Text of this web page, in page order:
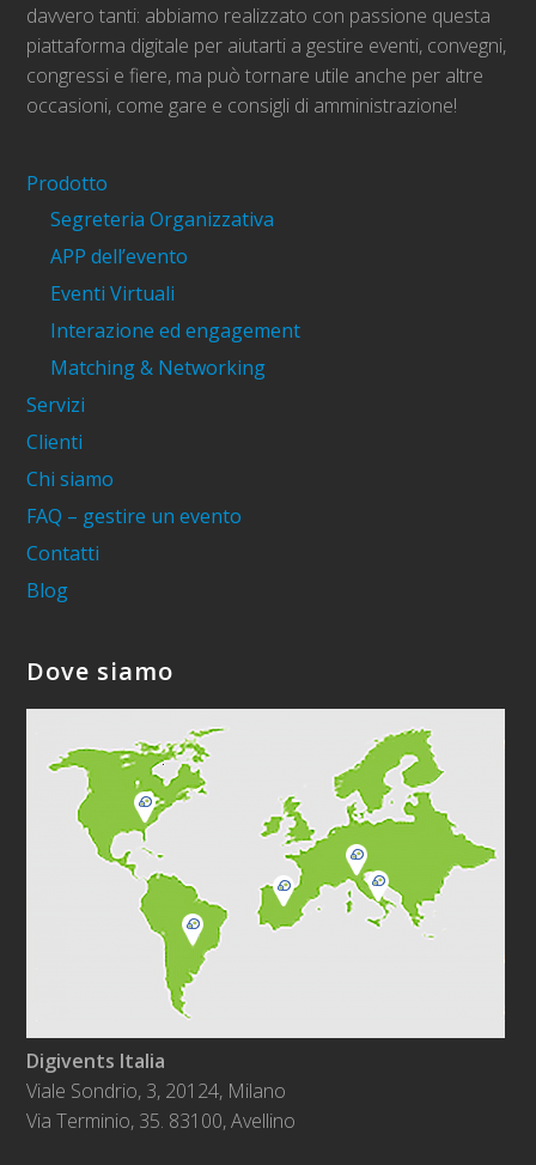
davvero tanti: abbiamo realizzato con passione questa
piattaforma digitale per aiutarti a gestire eventi, convegni,
congressi e fiere, ma può tornare utile anche per altre
occasioni, come gare e consigli di amministrazione!
Prodotto
Segreteria Organizzativa
APP dell’evento
Eventi Virtuali
Interazione ed engagement
Matching & Networking
Servizi
Clienti
Chi siamo
FAQ – gestire un evento
Contatti
Blog
Dove siamo
Digivents Italia
Viale Sondrio, 3, 20124, Milano
Via Terminio, 35. 83100, Avellino